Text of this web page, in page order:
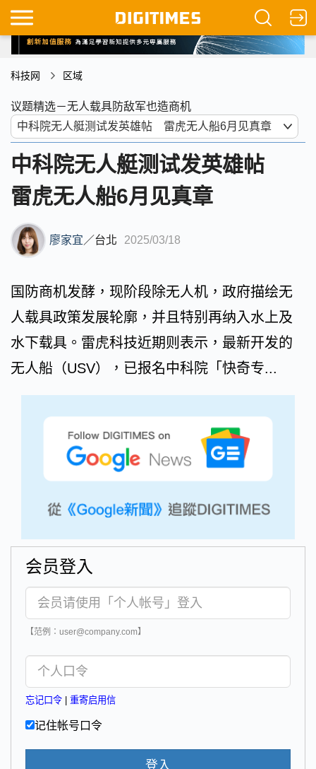
科技网 区域
议题精选－无人载具防敌军也造商机
中科院无人艇测试发英雄帖
雷虎无人船6月见真章
廖家宜／台北 2025/03/18
国防商机发酵，现阶段除无人机，政府描绘无
人载具政策发展轮廓，并且特别再纳入水上及
水下载具。雷虎科技近期则表示，最新开发的
无人船（USV），已报名中科院「快奇专...
会员登入
【范例：user@company.com】
忘记口令 重寄启用信
记住帐号口令
登入